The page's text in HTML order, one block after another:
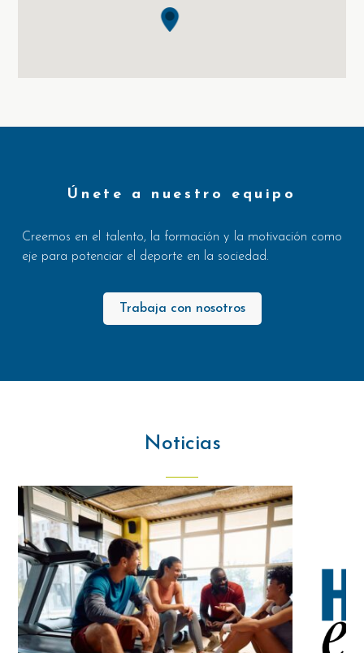
Únete a nuestro equipo
Creemos en el talento, la formación y la motivación como
eje para potenciar el deporte en la sociedad.
Trabaja con nosotros
Noticias